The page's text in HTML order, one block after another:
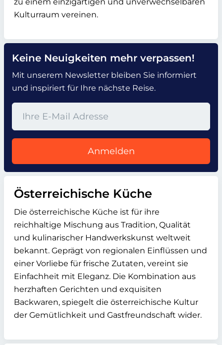
Kulturraum vereinen.
Keine Neuigkeiten mehr verpassen!
Mit unserem Newsletter bleiben Sie informiert
und inspiriert für Ihre nächste Reise.
Anmelden
Österreichische Küche
Die österreichische Küche ist für ihre
reichhaltige Mischung aus Tradition, Qualität
und kulinarischer Handwerkskunst weltweit
bekannt. Geprägt von regionalen Einflüssen und
einer Vorliebe für frische Zutaten, vereint sie
Einfachheit mit Eleganz. Die Kombination aus
herzhaften Gerichten und exquisiten
Backwaren, spiegelt die österreichische Kultur
der Gemütlichkeit und Gastfreundschaft wider.